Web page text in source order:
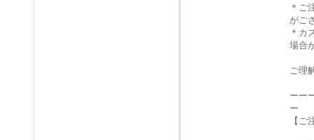
＊ご
がご
＊カ
場合
ご理
ーー
ー
【